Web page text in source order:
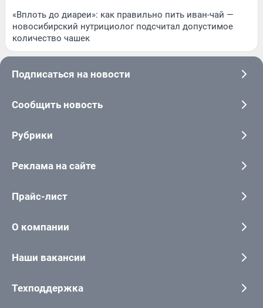
«Вплоть до диареи»: как правильно пить иван-чай —
новосибирский нутрициолог подсчитал допустимое
количество чашек
Подписаться на новости
Сообщить новость
Рубрики
Реклама на сайте
Прайс-лист
О компании
Наши вакансии
Техподдержка